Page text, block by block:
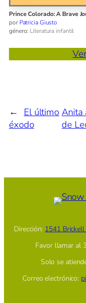
A Brave Journey
infantil
← El último
éxodo
Anita
de
Dirección: 1541
Favor llamar al
Solo se
Correo electrónico: